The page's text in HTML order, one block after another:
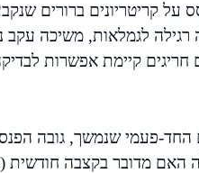
קריטריונים ברורים
לגמלאות, משיכה עקב
פעמי שנמשך, גובה
האם מדובר בקצבה חודשית